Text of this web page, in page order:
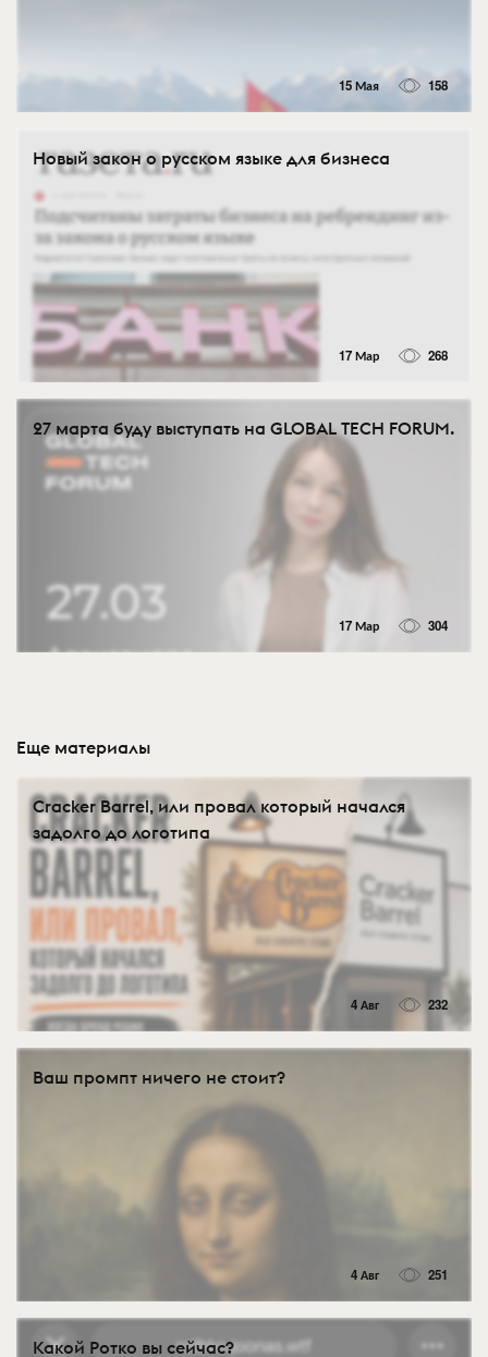
15 Мая 158
Новый закон о русском языке для бизнеса
17 Мар 268
27 марта буду выступать на GLOBAL TECH FORUM.
17 Мар 304
Еще материалы
Cracker Barrel, или провал который начался
задолго до логотипа
4 Авг 232
Ваш промпт ничего не стоит?
4 Авг 251
Какой Ротко вы сейчас?